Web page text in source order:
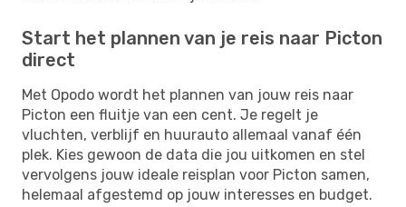
Start het plannen van je reis naar Picton
direct
Met Opodo wordt het plannen van jouw reis naar
Picton een fluitje van een cent. Je regelt je
vluchten, verblijf en huurauto allemaal vanaf één
plek. Kies gewoon de data die jou uitkomen en stel
vervolgens jouw ideale reisplan voor Picton samen,
helemaal afgestemd op jouw interesses en budget.